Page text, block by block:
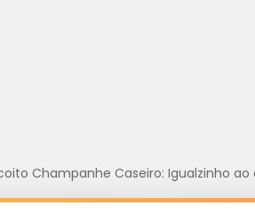
Champanhe Caseiro: Igualzinho